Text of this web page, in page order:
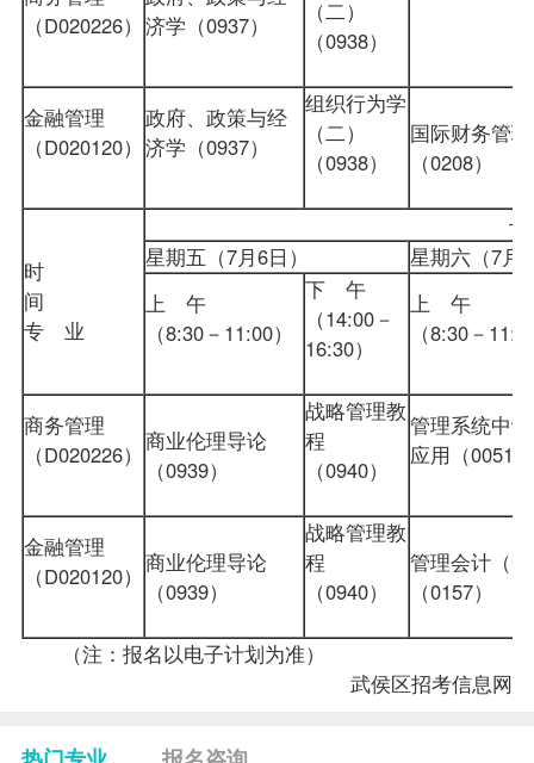
（D020226） 济学 （0937）
（二）
（0938）
金融管理
（D020120）
政府、政策与经
济学（0937）
组织行为学
（二）
（0938）
国际财务管理
（0208
时
间
专 业
星期五（7月6日）
星期六（
上 午
（8:30－11:00）
下 午
（14:00－
16:30）
上 午
（8:30－
商务管理
（D020226） 商业伦理导论
（0939）
战略管理教
程
（0940）
管理系统中
应用 （0051）
金融管理
（D020120） 商业伦理导论
（0939）
战略管理教
程
（0940）
管理会计（
（0157
（注：报名以电子计划为准）
武侯区招考信息网